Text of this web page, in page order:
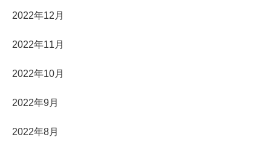
2022年12月
2022年11月
2022年10月
2022年9月
2022年8月